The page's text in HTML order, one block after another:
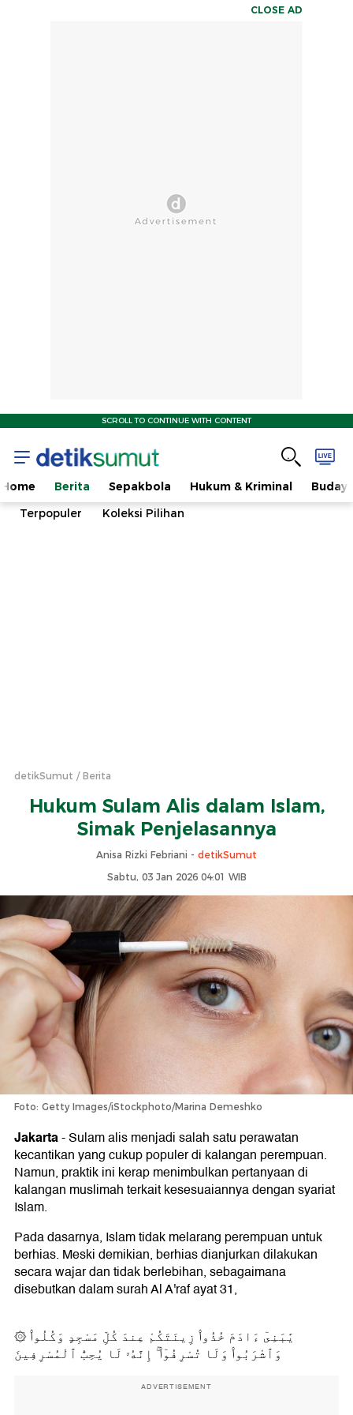
CLOSE AD
SCROLL TO CONTINUE WITH CONTENT
Home Berita Sepakbola Hukum & Kriminal
Terpopuler
Koleksi Pilihan
detikSumut Berita
Hukum Sulam Alis dalam Islam,
Simak Penjelasannya
Anisa Rizki Febriani - detikSumut
Sabtu, 03 Jan 2026 04:01 WIB
Foto: Getty Images/iStockphoto/Marina Demeshko
Jakarta-Sulam alis menjadi salah satu perawatan
kecantikan yang cukup populer di kalangan perempuan.
Namun, praktik ini kerap menimbulkan pertanyaan di
kalangan muslimah terkait kesesuaiannya dengan syariat
Islam.
Pada dasarnya, Islam tidak melarang perempuan untuk
berhias. Meski demikian, berhias dianjurkan dilakukan
secara wajar dan tidak berlebihan, sebagaimana
disebutkan dalam surah Al A'raf ayat 31,
۞ يَٰبَنِىٓ ءَادَمَ خُذُوا۟ زِينَتَكُمْ عِندَ كُلِّ مَسْجِدٍ وَكُلُوا۟
وَٱشْرَبُوا۟ وَلَا تُسْرِفُوٓا۟ ۚ إِنَّهُۥ لَا يُحِبُّ ٱلْمُسْرِفِينَ
ADVERTISEMENT